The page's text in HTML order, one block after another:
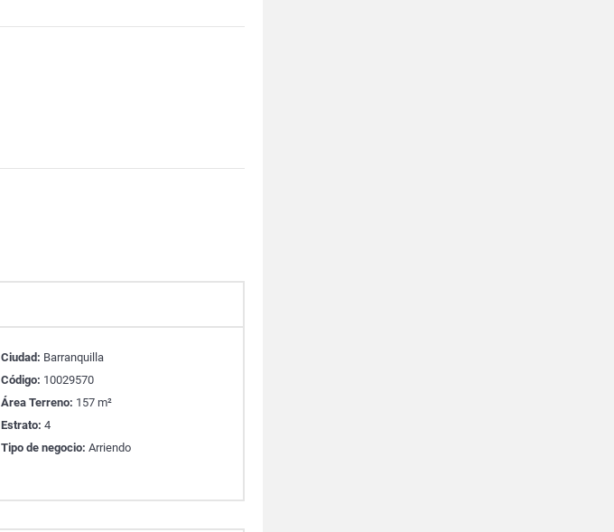
Ciudad: Barranquilla
Código: 10029570
Área Terreno: 157 m²
Estrato: 4
Tipo de negocio: Arriendo